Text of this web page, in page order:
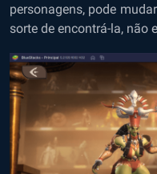
personagens, pode
sorte de encontrá-la, não